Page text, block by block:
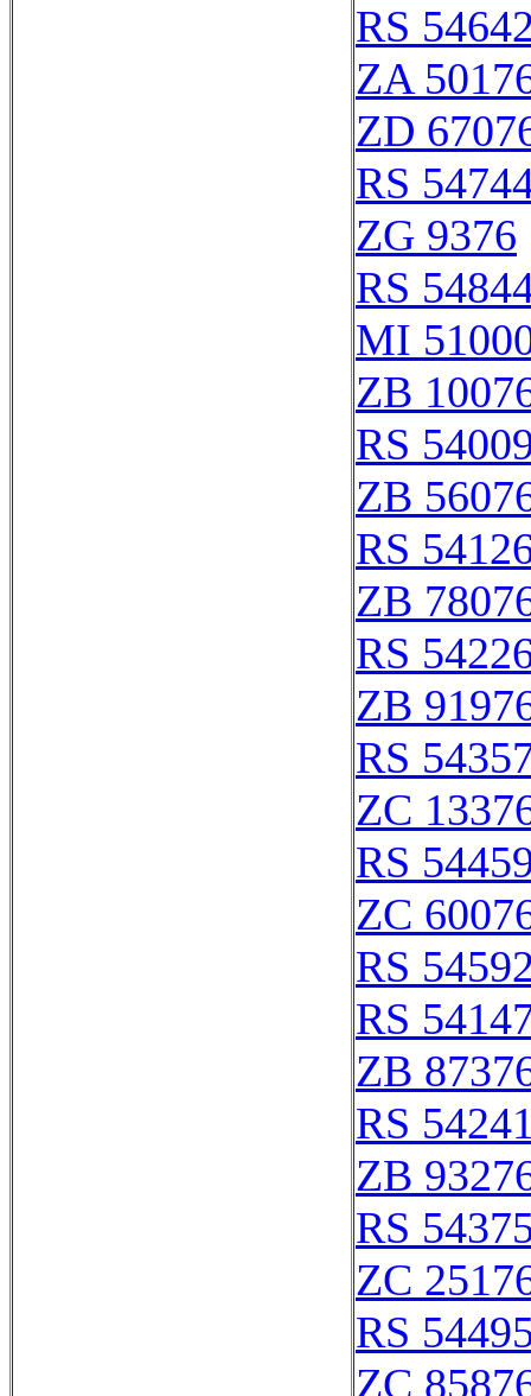
RS
ZA
ZD
RS
ZG 9376
RS
MI
ZB
RS
ZB
RS
ZB
RS
ZB
RS
ZC
RS
ZC
RS
RS
ZB
RS
ZB
RS
ZC
RS
ZC